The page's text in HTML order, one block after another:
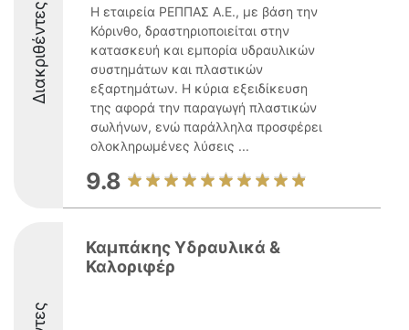
Διακριθέντες
Η εταιρεία ΡΕΠΠΑΣ Α.Ε., με βάση την
Κόρινθο, δραστηριοποιείται στην
κατασκευή και εμπορία υδραυλικών
συστημάτων και πλαστικών
εξαρτημάτων. Η κύρια εξειδίκευση
της αφορά την παραγωγή πλαστικών
σωλήνων, ενώ παράλληλα προσφέρει
ολοκληρωμένες λύσεις ...
9.8
Καμπάκης Υδραυλικά &
Καλοριφέρ